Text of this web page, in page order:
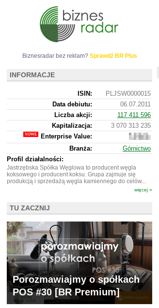
Biznesradar bez reklam? Sprawdź BR Plus
INFORMACJE
ISIN:
PLJSW0000015
Data debiutu:
06.07.2011
Liczba akcji:
117 411 596
Kapitalizacja:
3 070 313 235
Enterprise Value:
303
013
Branża:
Górnictwo
Profil działalności:
Jastrzębska Spółka Węglowa to producent węgla
koksowego i producent koksu. Grupa zajmuje się
produkcją i sprzedażą węgla kamiennego do celów...
więcej »
TU ZACZNIJ
Porozmawiajmy o spółkach
POS #30 [BR Premium]